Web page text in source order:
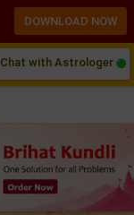
Chat with Astrologer
DOWNLOAD NOW